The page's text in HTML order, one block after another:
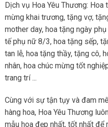
Dịch vụ Hoa Yêu Thương:
mừng khai trương, tặng vợ,
mother day, hoa tặng ngày
tế phụ nữ 8/3, hoa tặng sếp,
tan lễ, hoa tặng thầy, tặng cô,
nhân, hoa chúc mừng tốt
trang trí ...
Cùng với sự tận tụy và đam
hàng hoa, Hoa Yêu Thương
mẫu hoa đẹp nhất, tốt nhất để